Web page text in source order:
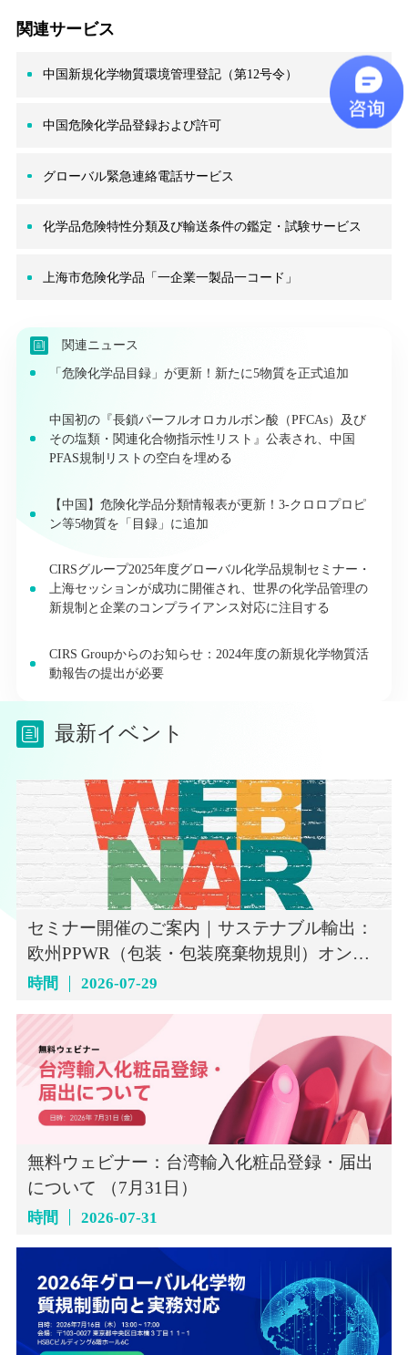
関連サービス
中国新規化学物質環境管理登記（第12号令）
中国危険化学品登録および許可
グローバル緊急連絡電話サービス
化学品危険特性分類及び輸送条件の鑑定・試験サービス
上海市危険化学品「一企業一製品一コード」
関連ニュース
「危険化学品目録」が更新！新たに5物質を正式追加
中国初の『長鎖パーフルオロカルボン酸（PFCAs）及び
その塩類・関連化合物指示性リスト』公表され、中国
PFAS規制リストの空白を埋める
【中国】危険化学品分類情報表が更新！3-クロロプロピ
ン等5物質を「目録」に追加
CIRSグループ2025年度グローバル化学品規制セミナー・
上海セッションが成功に開催され、世界の化学品管理の
新規制と企業のコンプライアンス対応に注目する
CIRS Groupからのお知らせ：2024年度の新規化学物質活
動報告の提出が必要
最新イベント
セミナー開催のご案内｜サステナブル輸出：
欧州PPWR（包装・包装廃棄物規則）オンラ
インセミナー（7月29日）
時間 2026-07-29
無料ウェビナー：台湾輸入化粧品登録・届出
について （7月31日）
時間 2026-07-31